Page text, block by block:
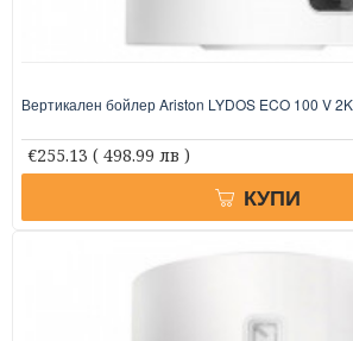
Вертикален бойлер Ariston LYDOS ECO 100 V
€255.13 ( 498.99 лв )
КУПИ